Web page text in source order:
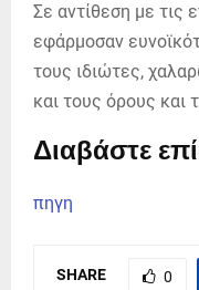
Σε αντίθεση με τις
εφάρμοσαν
τους ιδιώτες,
και τους όρους και
Διαβάστε
πηγη
SHARE 0